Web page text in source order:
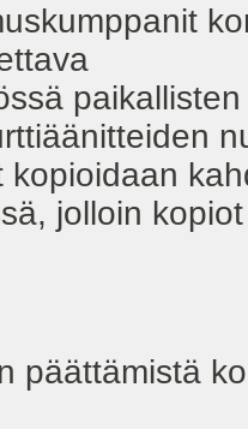
kopioidaan
jolloin
päättämistä